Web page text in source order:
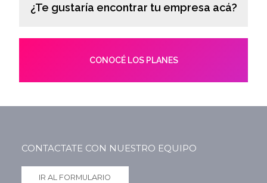
¿Te gustaría encontrar tu empresa acá?
CONOCÉ LOS PLANES
CONTACTATE CON NUESTRO EQUIPO
IR AL FORMULARIO